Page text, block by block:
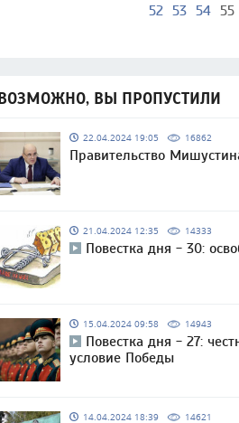
52 53 54 55
ВОЗМОЖНО, ВЫ ПРОПУСТИЛИ
22.04.2024 19:05 16862
Правительство
21.04.2024 12:35 14333
Повестка дня - 30:
15.04.2024 09:58 14943
Повестка дня - 27:
условие Победы
14.04.2024 18:39 14621